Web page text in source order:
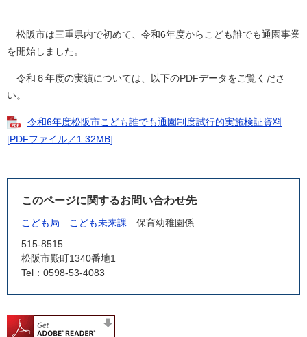
松阪市は三重県内で初めて、令和6年度からこども誰でも通園事業
を開始しました。
令和６年度の実績については、以下のPDFデータをご覧くださ
い。
令和6年度松阪市こども誰でも通園制度試行的実施検証資料
[PDFファイル／1.32MB]
このページに関するお問い合わせ先
こども局 こども未来課
保育幼稚園係
515-8515
松阪市殿町1340番地1
Tel：0598-53-4083